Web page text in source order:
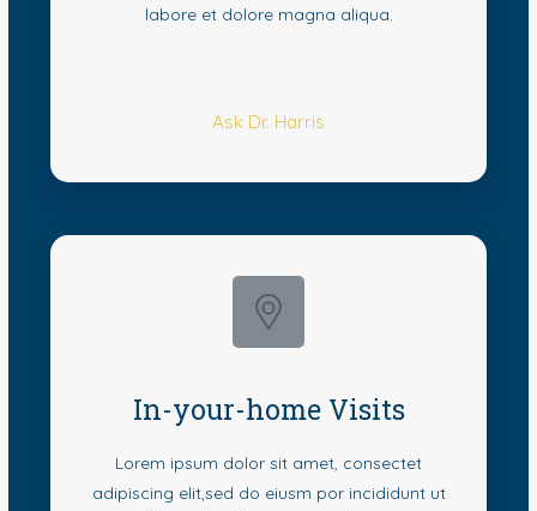
labore et dolore magna aliqua.
Ask Dr. Harris
In-your-home Visits
Lorem ipsum dolor sit amet, consectet
adipiscing elit,sed do eiusm por incididunt ut